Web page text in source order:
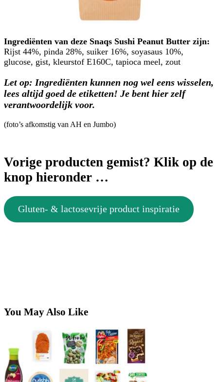
Ingrediënten van deze Snaqs Sushi Peanut Butter zijn:
Rijst 44%, pinda 28%, suiker 16%, soyasaus 10%,
glucose, gist, kleurstof E160C, tapioca meel, zout
Let op: Ingrediënten kunnen nog wel eens wisselen,
lees altijd goed de etiketten! Je bent hier zelf
verantwoordelijk voor.
(foto’s afkomstig van AH en Jumbo)
Vorige producten gemist? Klik op de
knop hieronder …
Gluten- & lactosevrije product inspiratie
You May Also Like